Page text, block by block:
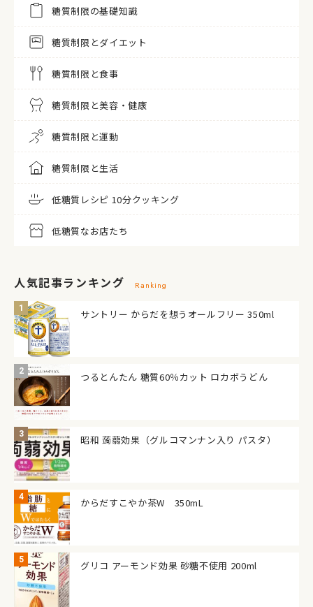
糖質制限の基礎知識
糖質制限とダイエット
糖質制限と食事
糖質制限と美容・健康
糖質制限と運動
糖質制限と生活
低糖質レシピ 10分クッキング
低糖質なお店たち
人気記事ランキング Ranking
サントリー からだを想うオールフリー 350ml
つるとんたん 糖質60％カット ロカボうどん
昭和 蒟蒻効果（グルコマンナン入り パスタ）
からだすこやか茶W 350mL
グリコ アーモンド効果 砂糖不使用 200ml